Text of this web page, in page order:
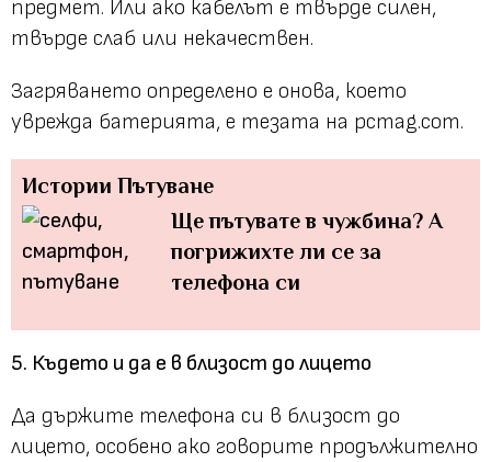
предмет. Или ако кабелът е твърде силен,
твърде слаб или некачествен.
Загряването определено е онова, което
уврежда батерията, е тезата на pcmag.com.
Истории Пътуване
Ще пътувате в чужбина? А
погрижихте ли се за
телефона си
5. Където и да е в близост до лицето
Да държите телефона си в близост до
лицето, особено ако говорите продължително